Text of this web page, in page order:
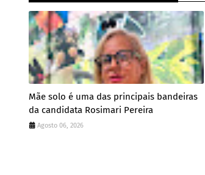
Mãe solo é uma das principais bandeiras
da candidata Rosimari Pereira
Agosto 06, 2026